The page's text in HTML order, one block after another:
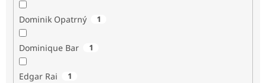
Dominik Opatrný 1
Dominique Bar 1
Edgar Rai 1